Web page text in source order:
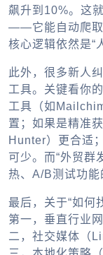
飙升到10%。这
——它能自动爬取
核心逻辑依然是“
此外，很多新人
工具。关键看你
工具（如
置；如果是精准
Hunter）更合适
可少。而“外贸群
热、A/B测试功能
最后，关于“如何
第一，垂直行业
二，社交媒体（